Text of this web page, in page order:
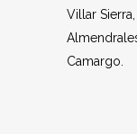
Villar
Camargo.